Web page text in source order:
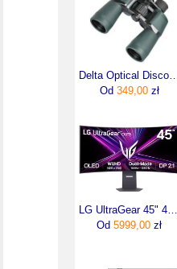
Od 349,00zł
Od 5999,00 zł